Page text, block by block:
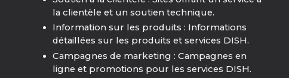
la clientèle et un soutien technique.
Information sur les produits : Informations
détaillées sur les produits et services DISH.
Campagnes de marketing : Campagnes en
ligne et promotions pour les services DISH.